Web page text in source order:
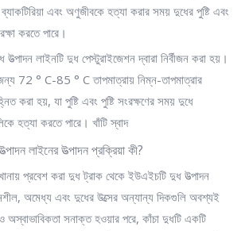
এবং অণুজীবকে হত্যা করার সময় দুধের পুষ্টি এবং
করতে পারে।
উত্পাদন লাইনটি দুধ পেস্টুরাইজেশন দ্বারা নির্বীজন করা হয়।
জন্য 72 ° C-85 ° C তাপমাত্রায় নিম্ন-তাপমাত্রার
করা হয়, যা পুষ্টি এবং পুষ্টি সংরক্ষণের সময় দুধে
হত্যা করতে পারে। খাঁটি স্বাদ
লাইনের উত্পাদন প্রক্রিয়া কী?
প্রবেশ করা দুধ ট্রাক থেকে ইউএইচটি দুধ উত্পাদন
অমেধ্য এবং দুধের উত্সের অন্যান্য দিকগুলি অবশ্যই
অস্বাভাবিকতা সনাক্ত হওয়ার পরে, কাঁচা দুধটি একটি